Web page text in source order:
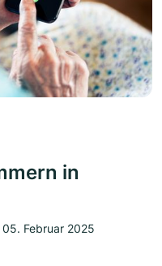
in
05. Februar 2025